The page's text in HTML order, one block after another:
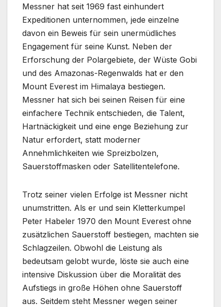
Messner hat seit 1969 fast einhundert
Expeditionen unternommen, jede einzelne
davon ein Beweis für sein unermüdliches
Engagement für seine Kunst. Neben der
Erforschung der Polargebiete, der Wüste Gobi
und des Amazonas-Regenwalds hat er den
Mount Everest im Himalaya bestiegen.
Messner hat sich bei seinen Reisen für eine
einfachere Technik entschieden, die Talent,
Hartnäckigkeit und eine enge Beziehung zur
Natur erfordert, statt moderner
Annehmlichkeiten wie Spreizbolzen,
Sauerstoffmasken oder Satellitentelefone.
Trotz seiner vielen Erfolge ist Messner nicht
unumstritten. Als er und sein Kletterkumpel
Peter Habeler 1970 den Mount Everest ohne
zusätzlichen Sauerstoff bestiegen, machten sie
Schlagzeilen. Obwohl die Leistung als
bedeutsam gelobt wurde, löste sie auch eine
intensive Diskussion über die Moralität des
Aufstiegs in große Höhen ohne Sauerstoff
aus. Seitdem steht Messner wegen seiner